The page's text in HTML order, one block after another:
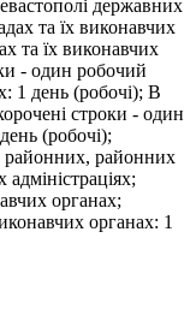
державних
та їх виконавчих
та їх виконавчих
- один робочий
1 день (робочі); В
строки - один
(робочі);
районних, районних
органах;
органах: 1